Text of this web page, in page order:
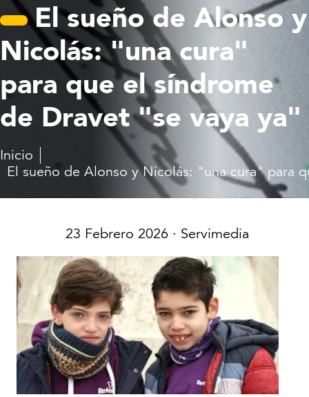
El sueño de Alonso y
Nicolás: "una cura"
para que el síndrome
de Dravet "se vaya ya"
Inicio
El sueño de Alonso y Nicolás: "una cura" para
23 Febrero 2026 · Servimedia